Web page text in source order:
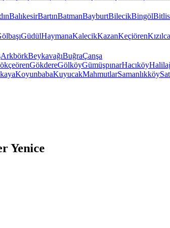
BalıkesirBartınBatmanBayburtBilecikBingölBitlis
GüdülHaymanaKalecikKazanKeçiören
ArkbörkBeykavağıBuğraÇanşa
GökdereGölköyGümüşpınarHacıköy
KoyunbabaKuyucakMahmutlarSamanlıkköy
Yenice